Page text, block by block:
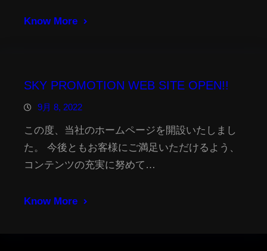
Know More
SKY PROMOTION WEB SITE OPEN!!
9月 8, 2022
この度、当社のホームページを開設いたしまし
た。 今後ともお客様にご満足いただけるよう、
コンテンツの充実に努めて…
Know More